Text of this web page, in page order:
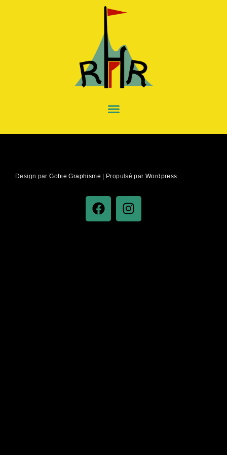
Design parGobie Graphisme | Propulsé par Wordpress